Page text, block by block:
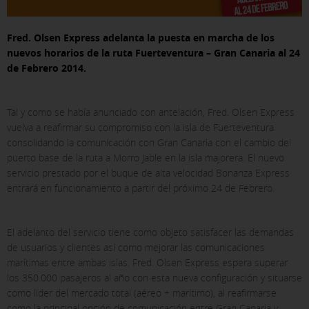
Fred. Olsen Express adelanta la puesta en marcha de los
nuevos horarios de la ruta Fuerteventura – Gran Canaria al 24
de Febrero 2014.
Tal y como se había anunciado con antelación, Fred. Olsen Express
vuelva a reafirmar su compromiso con la isla de Fuerteventura
consolidando la comunicación con Gran Canaria con el cambio del
puerto base de la ruta a Morro Jable en la isla majorera. El nuevo
servicio prestado por el buque de alta velocidad Bonanza Express
entrará en funcionamiento a partir del próximo 24 de Febrero.
El adelanto del servicio tiene como objeto satisfacer las demandas
de usuarios y clientes así como mejorar las comunicaciones
marítimas entre ambas islas. Fred. Olsen Express espera superar
los 350.000 pasajeros al año con esta nueva configuración y situarse
como líder del mercado total (aéreo + marítimo), al reafirmarse